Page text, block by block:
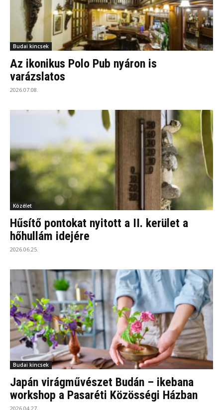
Budai kincsek
Az ikonikus Polo Pub nyáron is
varázslatos
2026.07.08.
Közélet
Hűsítő pontokat nyitott a II. kerület a
hőhullám idejére
2026.06.25.
Budai kincsek
Japán virágművészet Budán – ikebana
workshop a Pasaréti Közösségi Házban
2026.04.27.